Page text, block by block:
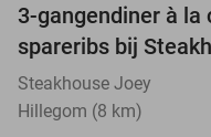
3-gangendiner à la
spareribs bij
Steakhouse Joey
Hillegom (8 km)